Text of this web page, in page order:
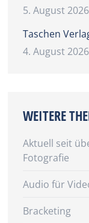
5. August 2026
Taschen
4. August 2026
WEITERE
Aktuell seit
Fotografie
Audio für
Bracketing